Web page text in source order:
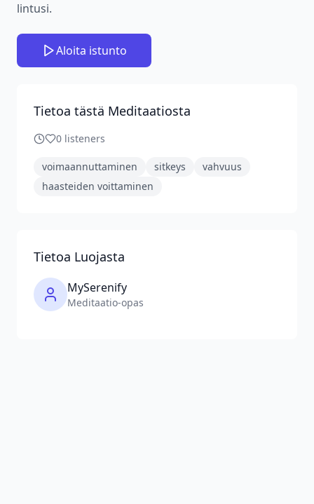
lintusi.
Aloita istunto
Tietoa tästä Meditaatiosta
0 listeners
voimaannuttaminen sitkeys
vahvuus
haasteiden voittaminen
Tietoa Luojasta
MySerenify
Meditaatio-opas